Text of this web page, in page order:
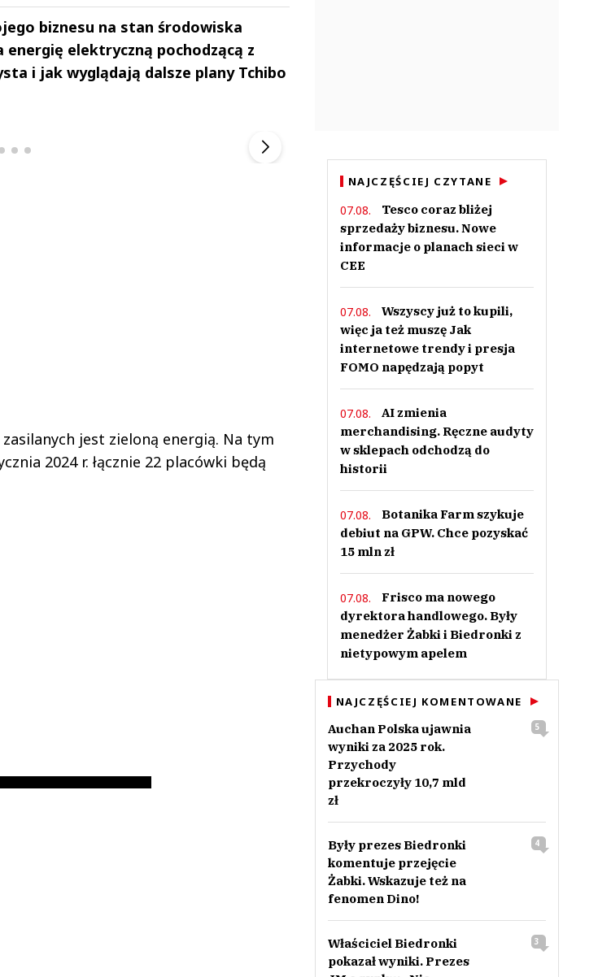
biznesu na stan środowiska
elektryczną pochodzącą z
i jak wyglądają dalsze plany Tchibo
jest zieloną energią. Na tym
2024 r. łącznie 22 placówki będą
NAJCZĘŚCIEJ CZYTANE
07.08.
Tesco coraz bliżej
sprzedaży biznesu. Nowe
informacje o planach sieci w
CEE
07.08.
Wszyscy już to kupili,
więc ja też muszę Jak
internetowe trendy i presja
FOMO napędzają popyt
07.08.
AI zmienia
merchandising. Ręczne audyty
w sklepach odchodzą do
historii
07.08.
Botanika Farm szykuje
debiut na GPW. Chce pozyskać
15 mln zł
07.08.
Frisco ma nowego
dyrektora handlowego. Były
menedżer Żabki i Biedronki z
nietypowym apelem
NAJCZĘŚCIEJ KOMENTOWANE
Auchan Polska ujawnia
wyniki za 2025 rok.
Przychody
przekroczyły 10,7 mld
zł
5
Były prezes Biedronki
komentuje przejęcie
Żabki. Wskazuje też na
fenomen Dino!
4
Właściciel Biedronki
pokazał wyniki. Prezes
3